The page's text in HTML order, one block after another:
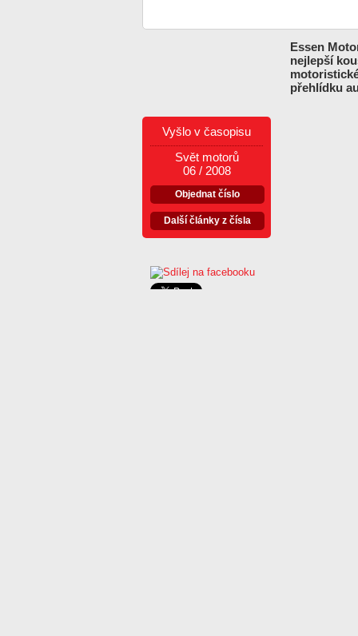
Essen
nejlepší
přehlídku
Vyšlo v časopisu
Svět motorů
06 / 2008
Objednat číslo
Další články z čísla